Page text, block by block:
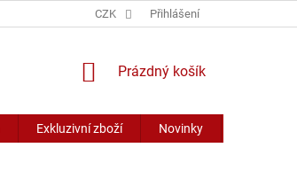
CZK Přihlášení
NÁKUPNÍ
Prázdný košík
Exkluzivní zboží Novinky